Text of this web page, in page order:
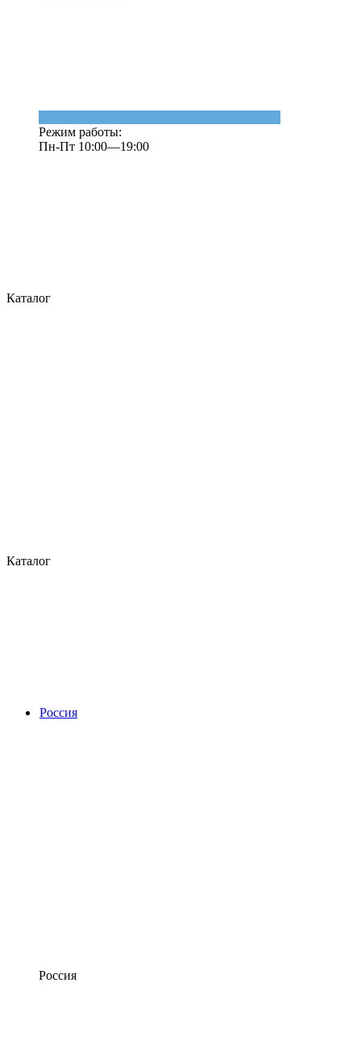
Режим работы:
Пн-Пт 10:00—19:00
Каталог
Каталог
Россия
Россия